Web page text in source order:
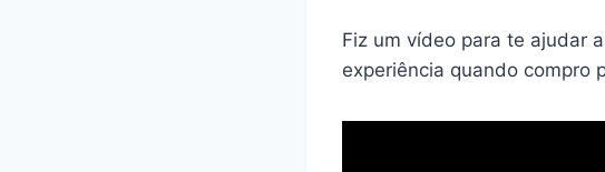
Fiz um vídeo para te ajudar
experiência quando compro